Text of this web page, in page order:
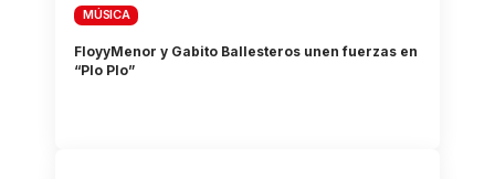
MÚSICA
FloyyMenor y Gabito Ballesteros unen fuerzas en
“Plo Plo”